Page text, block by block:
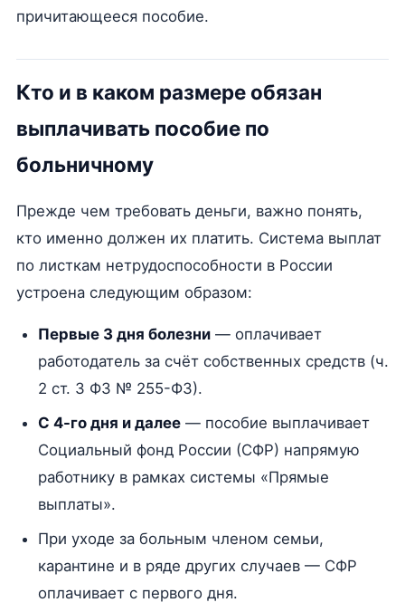
причитающееся пособие.
Кто и в каком размере обязан
выплачивать пособие по
больничному
Прежде чем требовать деньги, важно понять,
кто именно должен их платить. Система выплат
по листкам нетрудоспособности в России
устроена следующим образом:
Первые 3 дня болезни— оплачивает
работодатель за счёт собственных средств (ч.
2 ст. 3 ФЗ № 255-ФЗ).
С 4-го дня и далее— пособие выплачивает
Социальный фонд России (СФР) напрямую
работнику в рамках системы «Прямые
выплаты».
При уходе за больным членом семьи,
карантине и в ряде других случаев — СФР
оплачивает с первого дня.